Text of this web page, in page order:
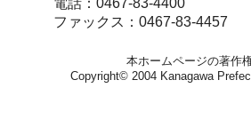
ファックス：0467-83-4457
本ホームページの著作
Copyright© 2004 Kanagawa